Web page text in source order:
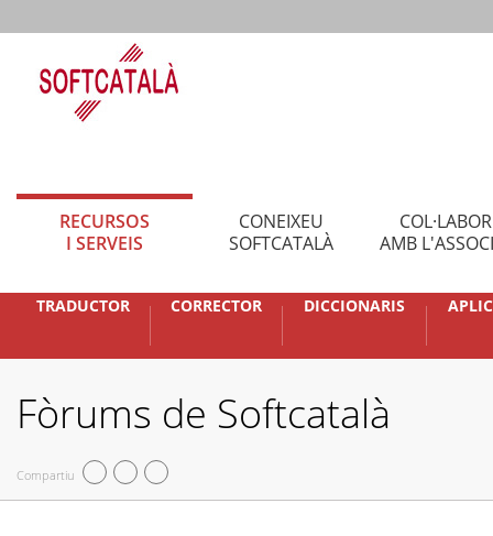
RECURSOS
I SERVEIS
CONEIXEU
SOFTCATALÀ
AMB
TRADUCTOR CORRECTOR DICCIONARIS
Fòrums de Softcatalà
Compartiu